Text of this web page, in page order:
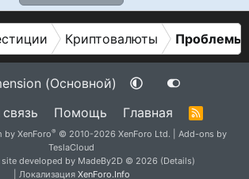
Криптовалюты Проблемы
(Основной)
Помощь Главная
S
XenForo® © 2010-2026 XenForo Ltd.
Add-ons by
TeslaCloud
developed by MadeBy2D © 2026 (Details)
| Локализация XenForo.Info